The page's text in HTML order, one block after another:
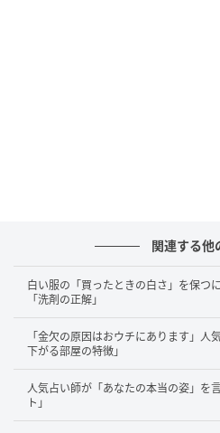
関連する他
白い服の「買ったときの白さ」を保つ
「洗剤の正解」
「金欠の原因はおウチにあります」人
下がる部屋の特徴」
人気占い師が「あなたの本当の姿」を
ト」